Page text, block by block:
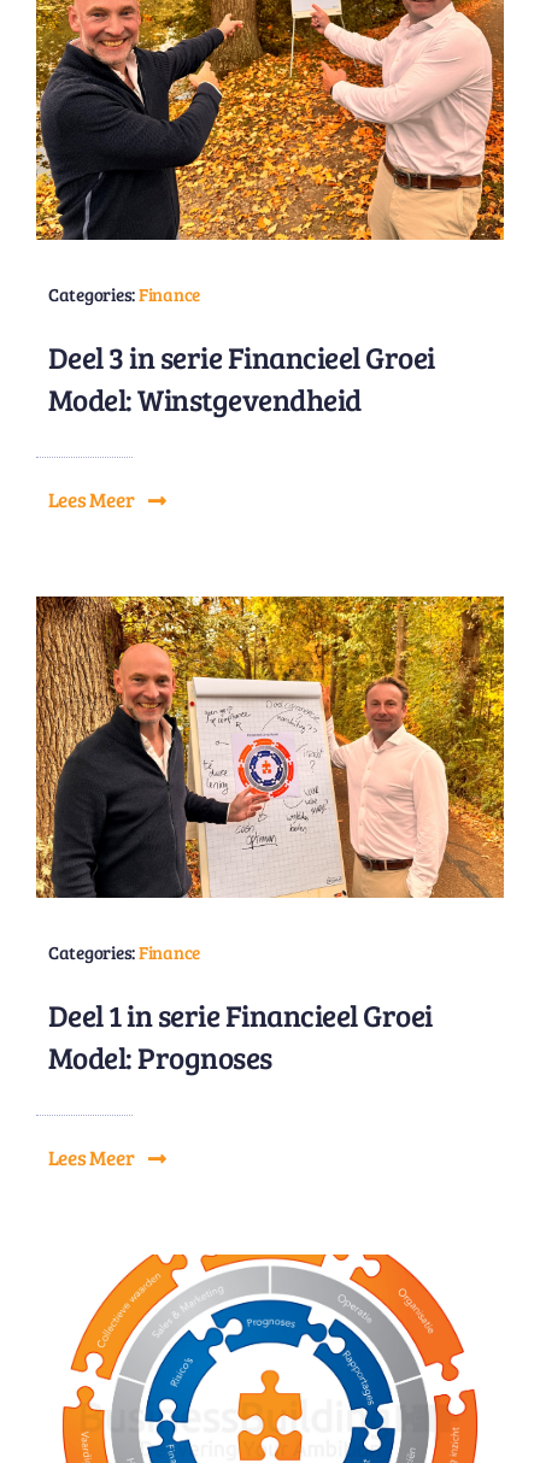
Categories:Finance
Deel 3 in serie Financieel Groei
Model: Winstgevendheid
Lees Meer
Categories:Finance
Deel 1 in serie Financieel Groei
Model: Prognoses
Lees Meer